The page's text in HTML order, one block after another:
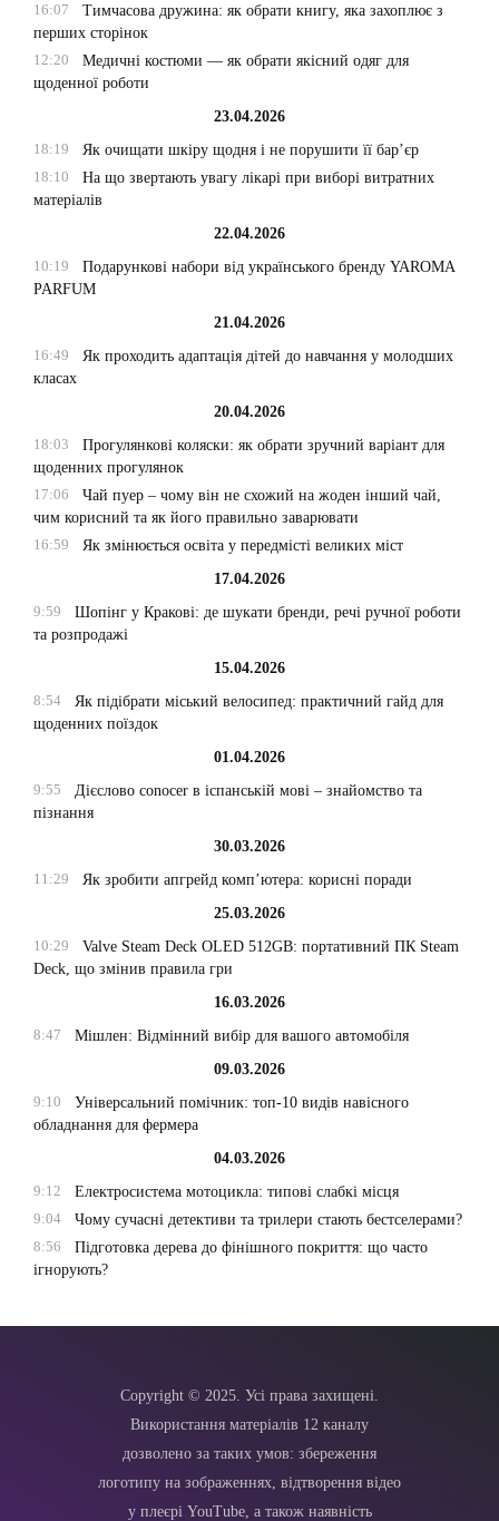
16:07
Тимчасова дружина: як обрати книгу, яка захоплює з
перших сторінок
12:20
Медичні костюми — як обрати якісний одяг для
щоденної роботи
23.04.2026
18:19
Як очищати шкіру щодня і не порушити її бар’єр
18:10
На що звертають увагу лікарі при виборі витратних
матеріалів
22.04.2026
10:19
Подарункові набори від українського бренду YAROMA
PARFUM
21.04.2026
16:49
Як проходить адаптація дітей до навчання у молодших
класах
20.04.2026
18:03
Прогулянкові коляски: як обрати зручний варіант для
щоденних прогулянок
17:06
Чай пуер – чому він не схожий на жоден інший чай,
чим корисний та як його правильно заварювати
16:59
Як змінюється освіта у передмісті великих міст
17.04.2026
9:59
Шопінг у Кракові: де шукати бренди, речі ручної роботи
та розпродажі
15.04.2026
8:54
Як підібрати міський велосипед: практичний гайд для
щоденних поїздок
01.04.2026
9:55
Дієслово conocer в іспанській мові – знайомство та
пізнання
30.03.2026
11:29
Як зробити апгрейд комп’ютера: корисні поради
25.03.2026
10:29
Valve Steam Deck OLED 512GB: портативний ПК Steam
Deck, що змінив правила гри
16.03.2026
8:47
Мішлен: Відмінний вибір для вашого автомобіля
09.03.2026
9:10
Універсальний помічник: топ-10 видів навісного
обладнання для фермера
04.03.2026
9:12
Електросистема мотоцикла: типові слабкі місця
9:04
Чому сучасні детективи та трилери стають бестселерами?
8:56
Підготовка дерева до фінішного покриття: що часто
ігнорують?
Copyright © 2025. Усі права захищені.
Використання матеріалів 12 каналу
дозволено за таких умов: збереження
логотипу на зображеннях, відтворення відео
у плеєрі YouTube, а також наявність